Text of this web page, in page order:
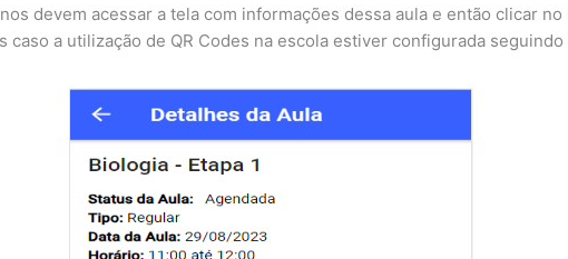
devem acessar a tela com informações dessa aula e então clicar no
a utilização de QR Codes na escola estiver configurada seguindo